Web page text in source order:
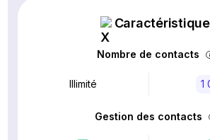
Nombre de contacts
Illimité 1
Gestion des contacts